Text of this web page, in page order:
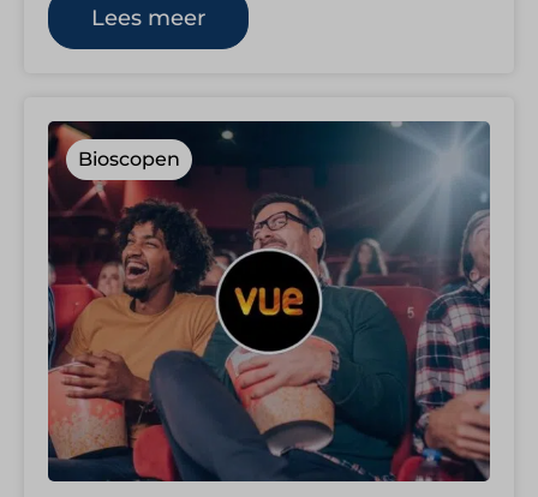
Lees meer
Bioscopen